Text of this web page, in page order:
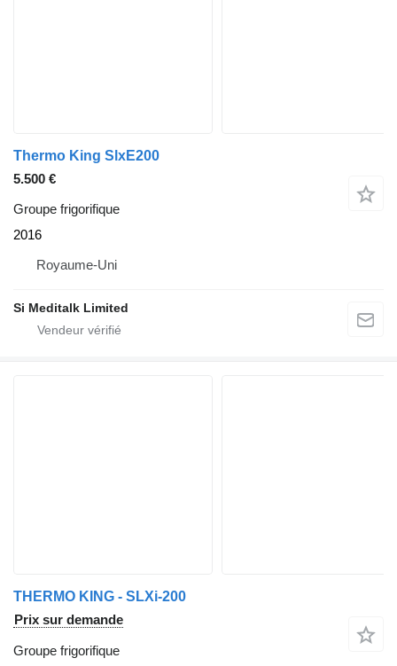
Thermo King SlxE200
5.500 €
Groupe frigorifique
2016
Royaume-Uni
Si Meditalk Limited
THERMO KING - SLXi-200
Prix sur demande
Groupe frigorifique